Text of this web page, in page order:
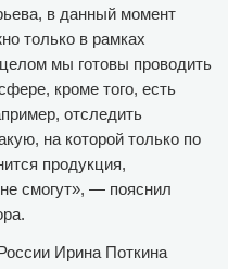
в данный момент
только в рамках
мы готовы проводить
кроме того, есть
отследить
на которой только по
продукция,
смогут», — пояснил
Ирина Поткина